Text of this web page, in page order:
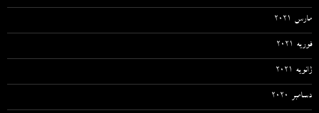
مارس 2021
فوریه 2021
ژانویه 2021
دسامبر 2020